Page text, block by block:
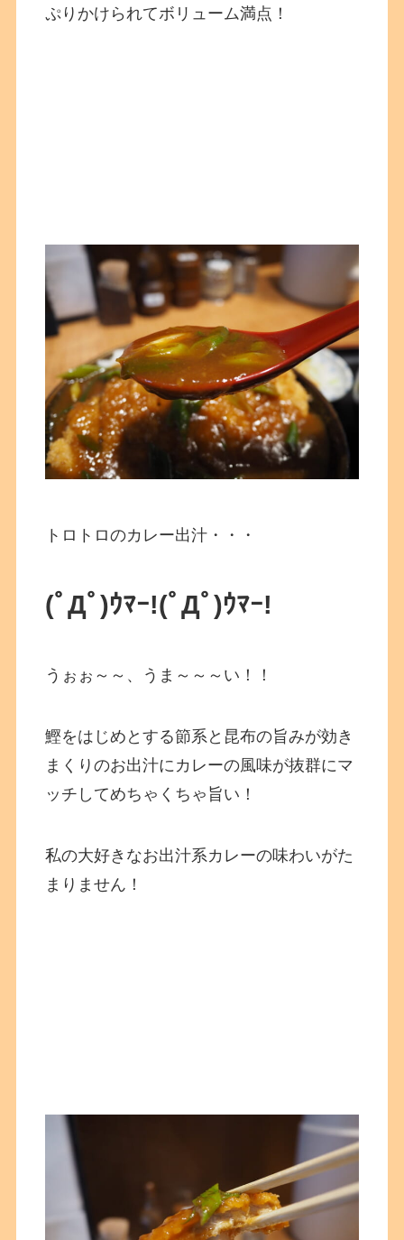
ぷりかけられてボリューム満点！
トロトロのカレー出汁・・・
(ﾟДﾟ)ｳﾏｰ!(ﾟДﾟ)ｳﾏｰ!
うぉぉ～～、うま～～～い！！
鰹をはじめとする節系と昆布の旨みが効き
まくりのお出汁にカレーの風味が抜群にマ
ッチしてめちゃくちゃ旨い！
私の大好きなお出汁系カレーの味わいがた
まりません！